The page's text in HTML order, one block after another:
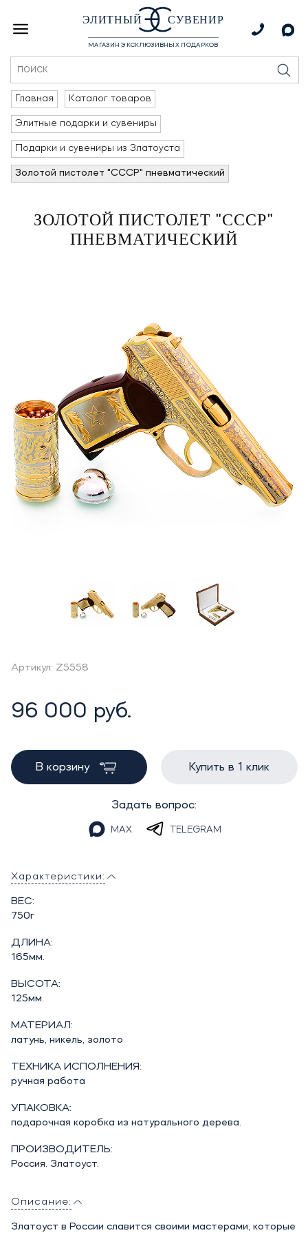
ЭЛИТНЫЙ СУВЕНИР
МАГАЗИН ЭКСКЛЮЗИВНЫХ ПОДАРКОВ
Главная Каталог товаров
Элитные подарки и сувениры
Подарки и сувениры из Златоуста
Золотой пистолет "СССР" пневматический
ЗОЛОТОЙ ПИСТОЛЕТ "СССР"
ПНЕВМАТИЧЕСКИЙ
Артикул: Z5558
96 000 руб.
В корзину Купить в 1 клик
Задать вопрос:
MAX TELEGRAM
Характеристики:
ВЕС:
750г
ДЛИНА:
165мм.
ВЫСОТА:
125мм.
МАТЕРИАЛ:
латунь, никель, золото
ТЕХНИКА ИСПОЛНЕНИЯ:
ручная работа
УПАКОВКА:
подарочная коробка из натурального дерева.
ПРОИЗВОДИТЕЛЬ:
Россия. Златоуст.
Описание:
Златоуст в России славится своими мастерами, которые